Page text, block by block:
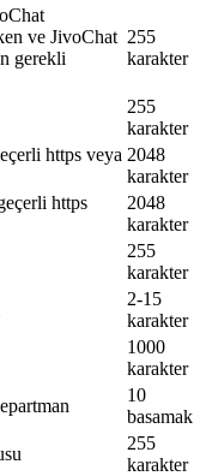
ve JivoChat
gerekli
255
karakter
255
karakter
https veya 2048
karakter
https
2048
karakter
255
karakter
2-15
karakter
1000
karakter
10
basamak
255
karakter